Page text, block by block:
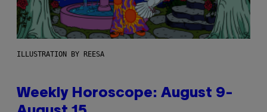
ILLUSTRATION BY REESA
Weekly Horoscope: August 9-